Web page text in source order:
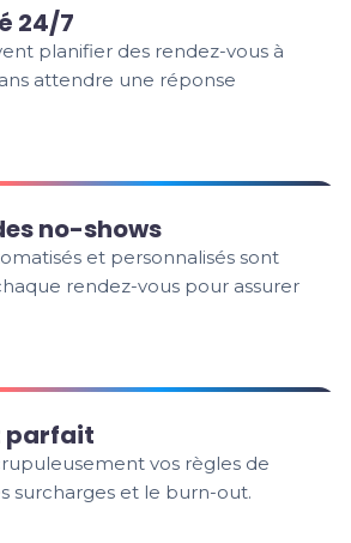
24/7
planifier des rendez-vous à
attendre une réponse
no-shows
et personnalisés sont
rendez-vous pour assurer
parfait
vos règles de
surcharges et le burn-out.